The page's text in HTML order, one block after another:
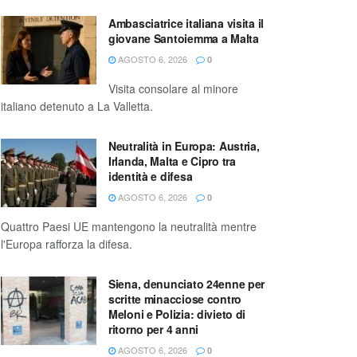
Ambasciatrice italiana visita il
giovane Santoiemma a Malta
AGOSTO 6, 2026 0
Visita consolare al minore
italiano detenuto a La Valletta.
Neutralità in Europa: Austria,
Irlanda, Malta e Cipro tra
identità e difesa
AGOSTO 6, 2026 0
Quattro Paesi UE mantengono la neutralità mentre
l'Europa rafforza la difesa.
Siena, denunciato 24enne per
scritte minacciose contro
Meloni e Polizia: divieto di
ritorno per 4 anni
AGOSTO 6, 2026 0